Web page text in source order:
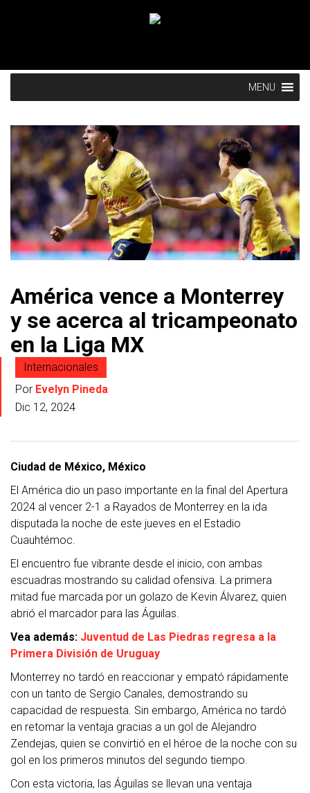
MENU
América vence a Monterrey
y se acerca al tricampeonato
en la Liga MX
Internacionales
Por Evelyn Pineda
Dic 12, 2024
Ciudad de México, México
El América dio un paso importante en la final del Apertura
2024 al vencer 2-1 a Rayados de Monterrey en la ida
disputada la noche de este jueves en el Estadio
Cuauhtémoc.
El encuentro fue vibrante desde el inicio, con ambas
escuadras mostrando su calidad ofensiva. La primera
mitad fue marcada por un golazo de Kevin Álvarez, quien
abrió el marcador para las Águilas.
Vea además: Juventud de Las Piedras regresa a la
Primera División de Uruguay
Monterrey no tardó en reaccionar y empató rápidamente
con un tanto de Sergio Canales, demostrando su
capacidad de respuesta. Sin embargo, América no tardó
en retomar la ventaja gracias a un gol de Alejandro
Zendejas, quien se convirtió en el héroe de la noche con su
gol en los primeros minutos del segundo tiempo.
Con esta victoria, las Águilas se llevan una ventaja